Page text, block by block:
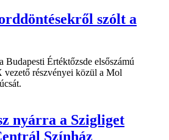
szólt a
Budapesti Értéktőzsde elsőszámú
részvényei közül a Mol
nyárra a Szigliget
Színház